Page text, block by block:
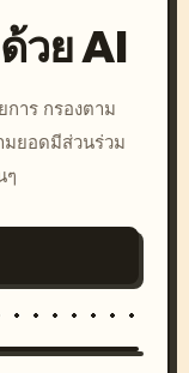
วย AI
าร กรองตาม
มยอดมีส่วนร่วม
ๆ